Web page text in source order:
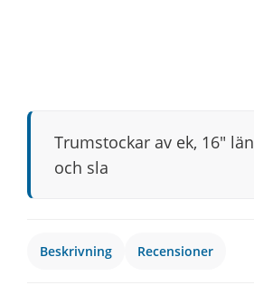
Trumstockar av ek, 16"
och sla
Beskrivning Recensioner